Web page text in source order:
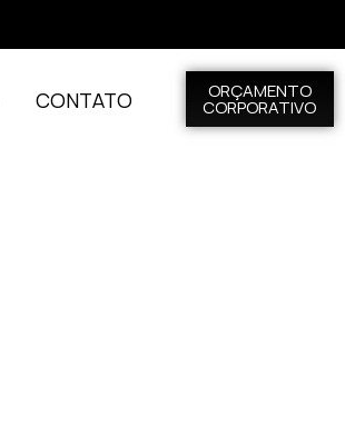
CONTATO ORÇAMENTO
CORPORATIVO